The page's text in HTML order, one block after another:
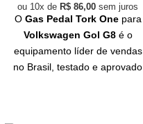
ou 10x de R$ 86,00 sem juros
O Gas Pedal Tork Onepara
Volkswagen Gol G8 é o
equipamento líder de vendas
no Brasil, testado e aprovado